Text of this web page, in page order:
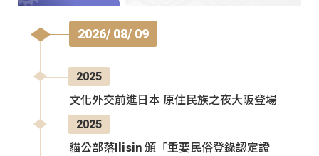
2026/ 08/ 09
2025
文化外交前進日本 原住民族之夜大阪登場
2025
貓公部落Ilisin 頒「重要民俗登錄認定證